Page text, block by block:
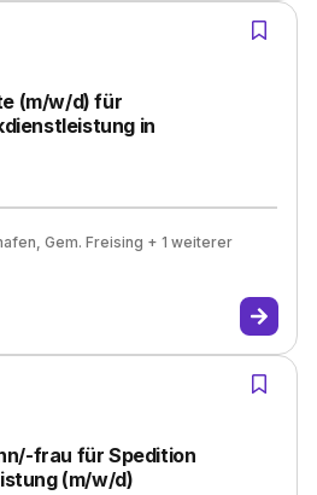
(m/w/d) für
in
Gem. Freising + 1 weiterer
frau für Spedition
(m/w/d)